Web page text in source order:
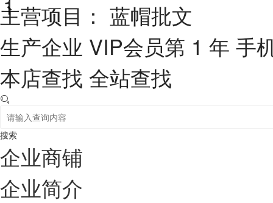
主营项目： 蓝帽批文
生产企业 VIP会员第 1 年 手
本店查找 全站查找
搜索
企业商铺
企业简介